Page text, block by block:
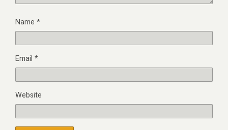
Name *
Email *
Website